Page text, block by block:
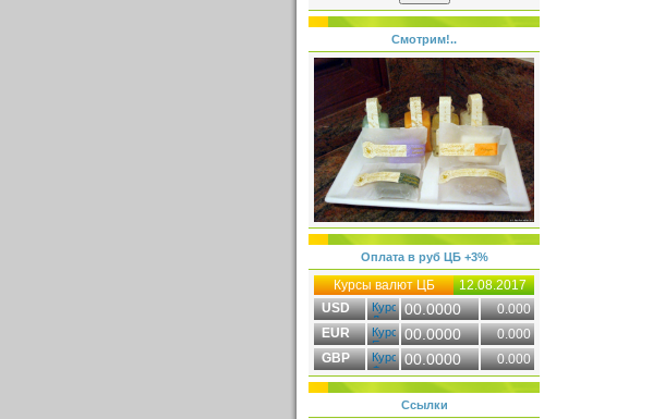
Смотрим!..
Оплата в руб ЦБ +3%
Курсы валют ЦБ
12.08.2017
USD
00.0000
0.000
EUR
00.0000
0.000
GBP
00.0000 0.000
Ссылки